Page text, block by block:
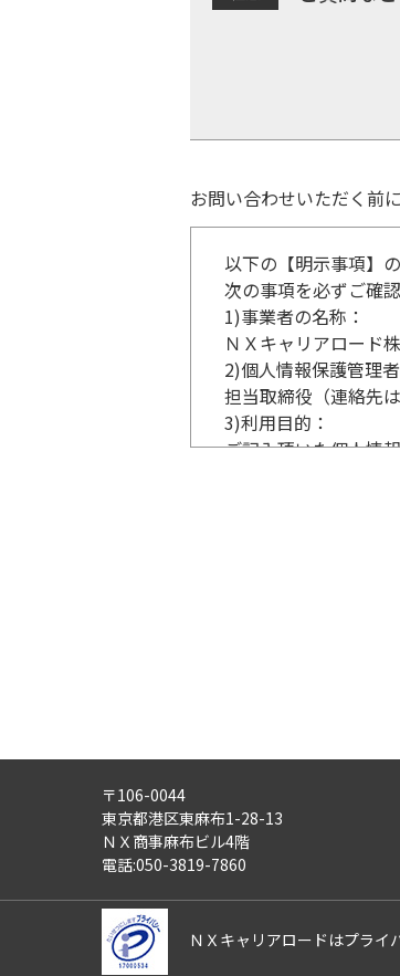
お問い合わせいただく前
以下の【明示事項】
次の事項を必ずご確
1)事業者の名称：
ＮＸキャリアロード
2)個人情報保護管理者
担当取締役（連絡先
3)利用目的：
ご記入頂いた個人情
ご記入頂いた個人情
また、ご記入頂いた
さらにまた、個人情
これらの請求は、次
〒106-0044
東京都港区東麻布1-28-13
ＮＸ商事麻布ビル4階
電話:050-3819-7860
ＮＸキャリアロードはプライ